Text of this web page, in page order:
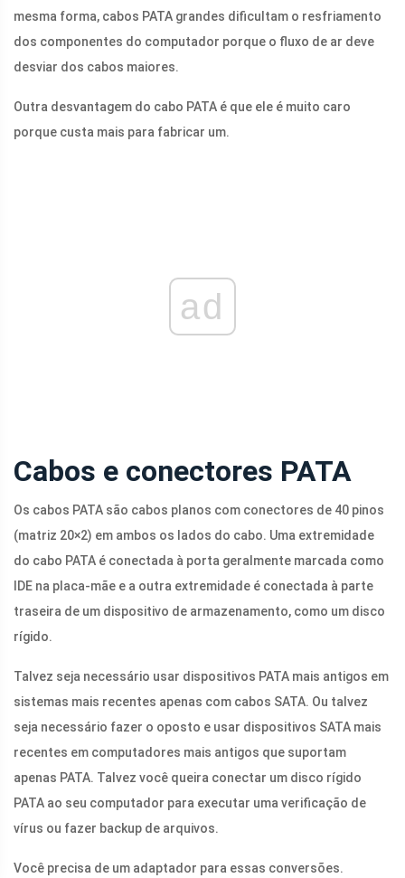
mesma forma, cabos PATA grandes dificultam o resfriamento
dos componentes do computador porque o fluxo de ar deve
desviar dos cabos maiores.
Outra desvantagem do cabo PATA é que ele é muito caro
porque custa mais para fabricar um.
ad
Cabos e conectores PATA
Os cabos PATA são cabos planos com conectores de 40 pinos
(matriz 20×2) em ambos os lados do cabo. Uma extremidade
do cabo PATA é conectada à porta geralmente marcada como
IDE na placa-mãe e a outra extremidade é conectada à parte
traseira de um dispositivo de armazenamento, como um disco
rígido.
Talvez seja necessário usar dispositivos PATA mais antigos em
sistemas mais recentes apenas com cabos SATA. Ou talvez
seja necessário fazer o oposto e usar dispositivos SATA mais
recentes em computadores mais antigos que suportam
apenas PATA. Talvez você queira conectar um disco rígido
PATA ao seu computador para executar uma verificação de
vírus ou fazer backup de arquivos.
Você precisa de um adaptador para essas conversões.